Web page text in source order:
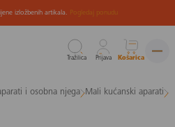
izložbenih artikala. Pogledaj ponudu
Tražilica Prijava Košarica
i osobna njega Mali kućanski aparati